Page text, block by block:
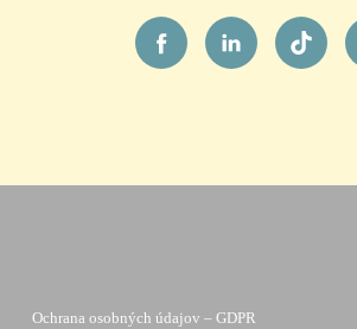
Ochrana osobných údajov – GDPR